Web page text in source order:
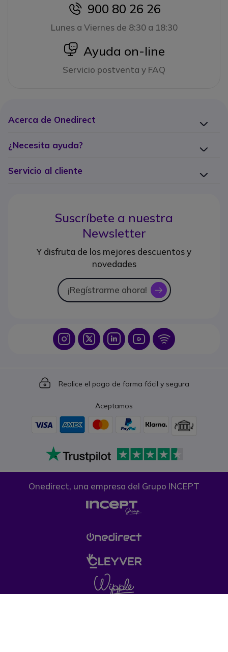
icon
900 80 26 26
Lunes a Viernes de 8:30 a 18:30
icon
Ayuda on-line
Servicio postventa y FAQ
Acerca de Onedirect
¿Necesita ayuda?
Servicio al cliente
Suscríbete a nuestra
Newsletter
Y disfruta de los mejores descuentos y
novedades
¡Regístrarme ahora! icon
Icon IconIcon Icon Icon
Icon
Realice el pago de forma fácil y segura
Aceptamos
Onedirect, una empresa del Grupo INCEPT